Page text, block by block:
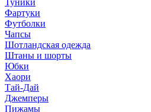
Туники
Фартуки
Футболки
Чапсы
Шотландская одежда
Штаны и шорты
Юбки
Хаори
Тай-Дай
Джемперы
Пижамы